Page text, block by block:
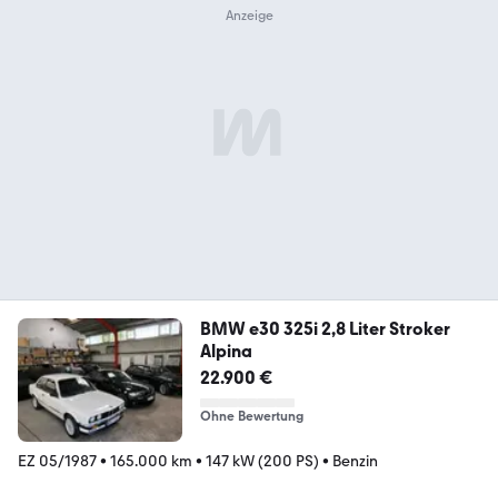
BMW e30 325i 2,8 Liter Stroker
Alpina
22.900 €
Ohne Bewertung
EZ 05/1987• 165.000 km • 147 kW (200 PS) • Benzin